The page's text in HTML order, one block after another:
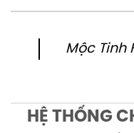
Mộc Tinh
HỆ THỐNG